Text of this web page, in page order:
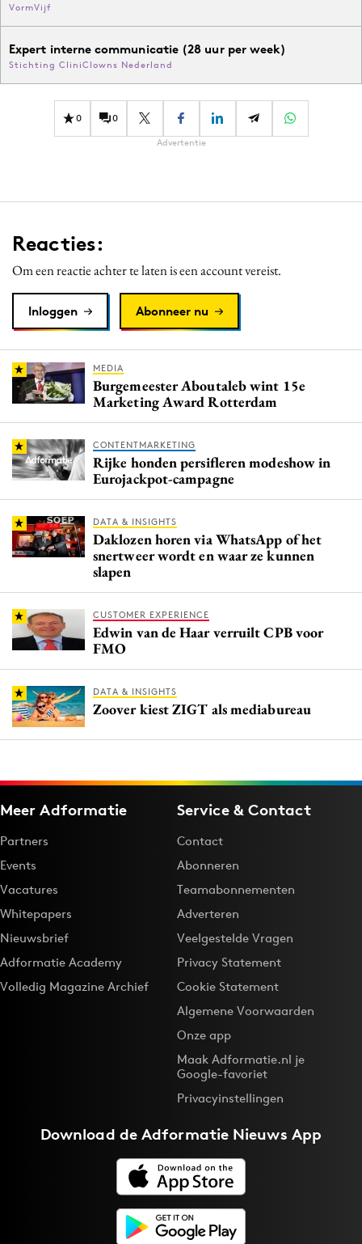
VormVijf
Expert interne communicatie (28 uur per week)
Stichting CliniClowns Nederland
0 0
Advertentie
Reacties:
Om een reactie achter te laten is een account vereist.
Inloggen Abonneer nu
MEDIA
Burgemeester Aboutaleb wint 15e
Marketing Award Rotterdam
CONTENTMARKETING
Rijke honden persifleren modeshow in
Eurojackpot-campagne
DATA & INSIGHTS
Daklozen horen via WhatsApp of het
snertweer wordt en waar ze kunnen
slapen
CUSTOMER EXPERIENCE
Edwin van de Haar verruilt CPB voor
FMO
DATA & INSIGHTS
Zoover kiest ZIGT als mediabureau
Meer Adformatie
Partners
Events
Vacatures
Whitepapers
Nieuwsbrief
Adformatie Academy
Volledig Magazine Archief
Service & Contact
Contact
Abonneren
Teamabonnementen
Adverteren
Veelgestelde Vragen
Privacy Statement
Cookie Statement
Algemene Voorwaarden
Onze app
Maak Adformatie.nl je
Google-favoriet
Privacyinstellingen
Download deAdformatie Nieuws App